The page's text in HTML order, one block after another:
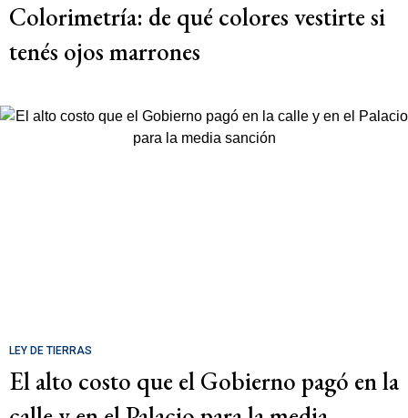
Colorimetría: de qué colores vestirte si
tenés ojos marrones
LEY DE TIERRAS
El alto costo que el Gobierno pagó en la